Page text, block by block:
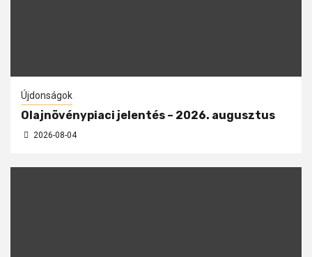
Újdonságok
Olajnövénypiaci jelentés – 2026. augusztus
2026-08-04